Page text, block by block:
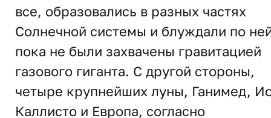
все, образовались в разных частях
Солнечной системы и блуждали по
пока не были захвачены гравитацией
газового гиганта. С другой стороны,
четыре крупнейших луны, Ганимед,
Каллисто и Европа, согласно